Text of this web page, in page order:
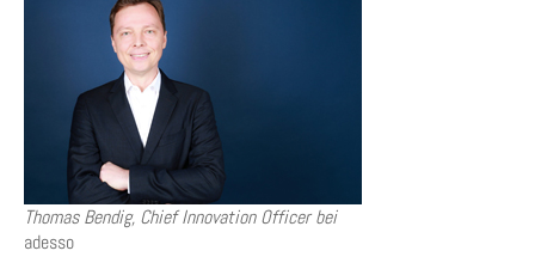
Thomas Bendig, Chief Innovation Officer bei
adesso